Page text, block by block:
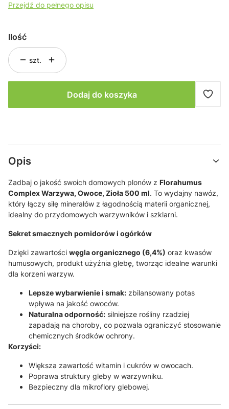
Przejdź do pełnego opisu
Ilość
szt.
Dodaj do koszyka
Opis
Zadbaj o jakość swoich domowych plonów z Florahumus
Complex Warzywa, Owoce, Zioła 500 ml. To wydajny nawóz,
który łączy siłę minerałów z łagodnością materii organicznej,
idealny do przydomowych warzywników i szklarni.
Sekret smacznych pomidorów i ogórków
Dzięki zawartości węgla organicznego (6,4%) oraz kwasów
humusowych, produkt użyźnia glebę, tworząc idealne warunki
dla korzeni warzyw.
Lepsze wybarwienie i smak: zbilansowany potas
wpływa na jakość owoców.
Naturalna odporność: silniejsze rośliny rzadziej
zapadają na choroby, co pozwala ograniczyć stosowanie
chemicznych środków ochrony.
Korzyści:
Większa zawartość witamin i cukrów w owocach.
Poprawa struktury gleby w warzywniku.
Bezpieczny dla mikroflory glebowej.